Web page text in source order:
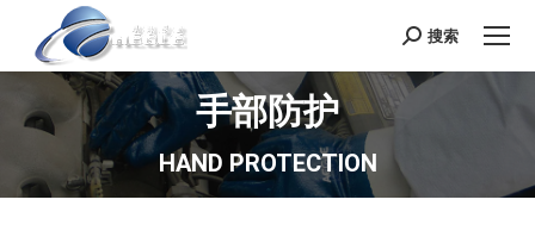
Search:
搜索
手部防护
HAND PROTECTION